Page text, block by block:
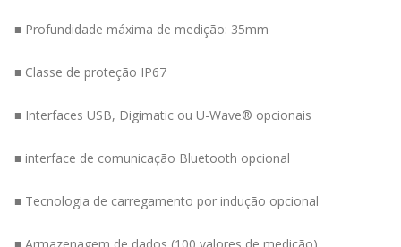
■ Profundidade máxima de medição: 35mm
■ Classe de proteção IP67
■ Interfaces USB, Digimatic ou U-Wave® opcionais
■ interface de comunicação Bluetooth opcional
■ Tecnologia de carregamento por indução opcional